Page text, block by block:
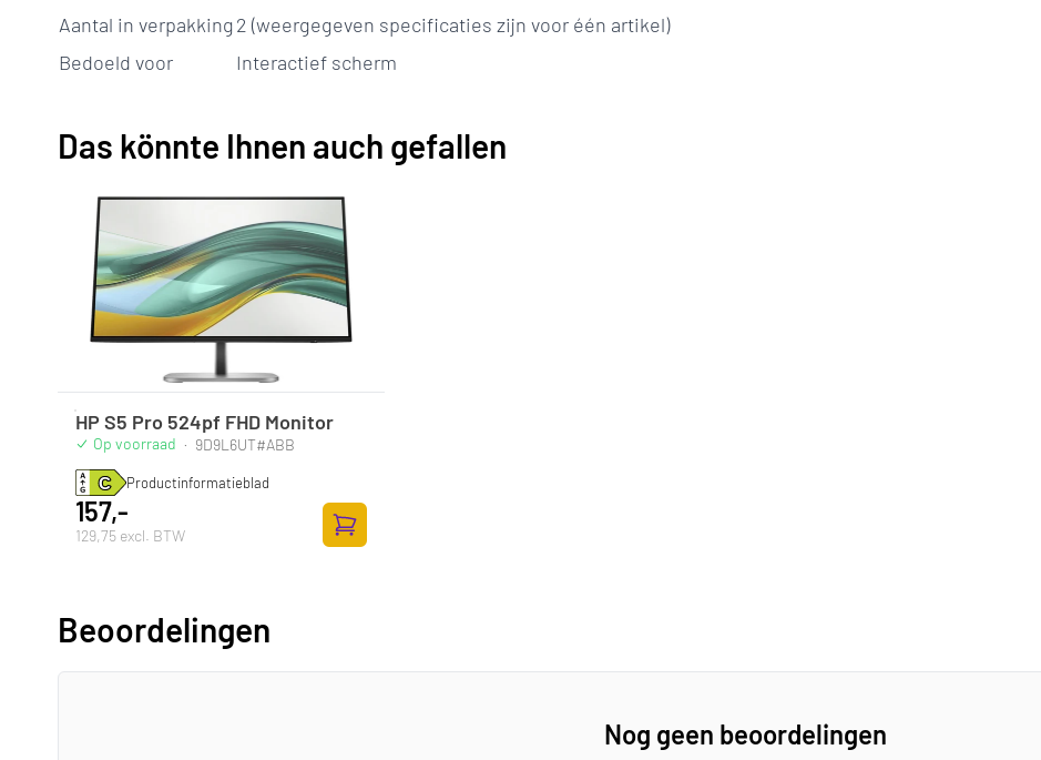
Aantal in verpakking2 (weergegeven specificaties zijn voor één artikel)
Bedoeld voor
Interactief scherm
Das könnte Ihnen auch gefallen
HP S5 Pro 524pf FHD Monitor
Op voorraad · 9D9L6UT#ABB
Productinformatieblad
157,-
129,75 excl. BTW
Zum Warenkorb hinzufügen
Beoordelingen
Nog geen beoordelingen